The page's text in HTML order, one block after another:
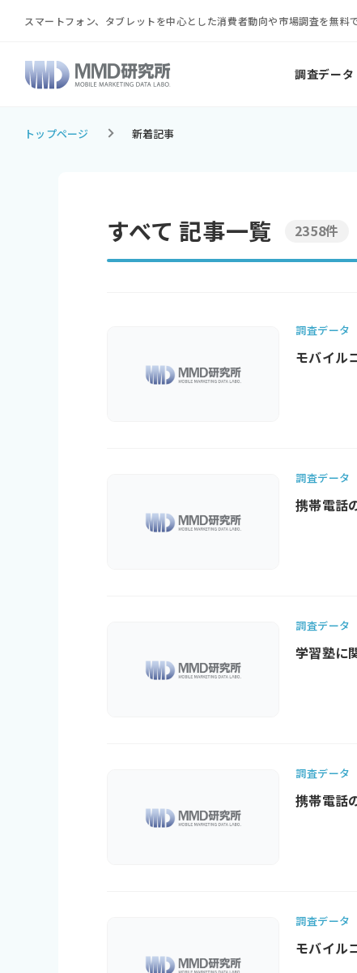
スマートフォン、タブレットを中心とした消費者動向や市場調査を無料
調査データ
トップページ 新着記事
すべて 記事一覧 2358件
調査データ
モバイル
調査データ
携帯電話
調査データ
学習塾に
調査データ
携帯電話
調査データ
モバイル